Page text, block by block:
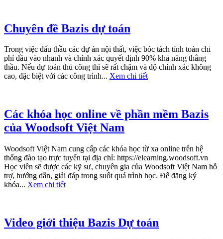
Chuyên đề Bazis dự toán
Trong việc đấu thầu các dự án nội thất, việc bóc tách tính toán chi
phí đầu vào nhanh và chính xác quyết định 90% khả năng thắng
thầu. Nếu dự toán thủ công thì sẽ rất chậm và độ chính xác không
cao, đặc biệt với các công trình... Xem chi tiết
Các khóa học online về phần mềm Bazis
của Woodsoft Việt Nam
Woodsoft Việt Nam cung cấp các khóa học từ xa online trên hệ
thống đào tạo trực tuyến tại địa chỉ: https://elearning.woodsoft.vn
Học viên sẽ được các kỹ sư, chuyên gia của Woodsoft Việt Nam hỗ
trợ, hướng dẫn, giải đáp trong suốt quá trình học. Để đăng ký
khóa... Xem chi tiết
Video giới thiệu Bazis Dự toán